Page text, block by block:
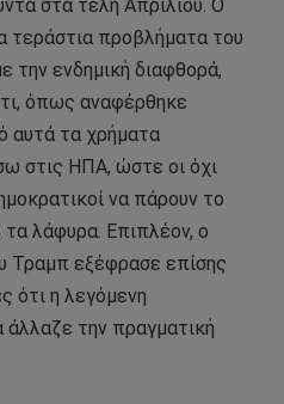
στα τέλη Απριλίου. Ο
τεράστια προβλήματα του
την ενδημική διαφθορά,
όπως αναφέρθηκε
αυτά τα χρήματα
στις ΗΠΑ, ώστε οι όχι
να πάρουν το
τα λάφυρα. Επιπλέον, ο
Τραμπ εξέφρασε επίσης
ότι η λεγόμενη
άλλαζε την πραγματική